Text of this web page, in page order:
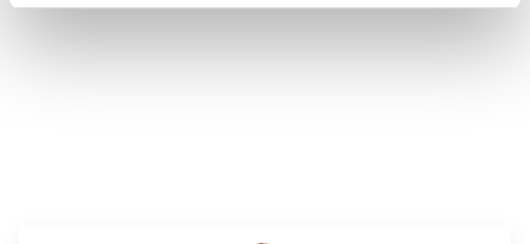
annosmäärä :4